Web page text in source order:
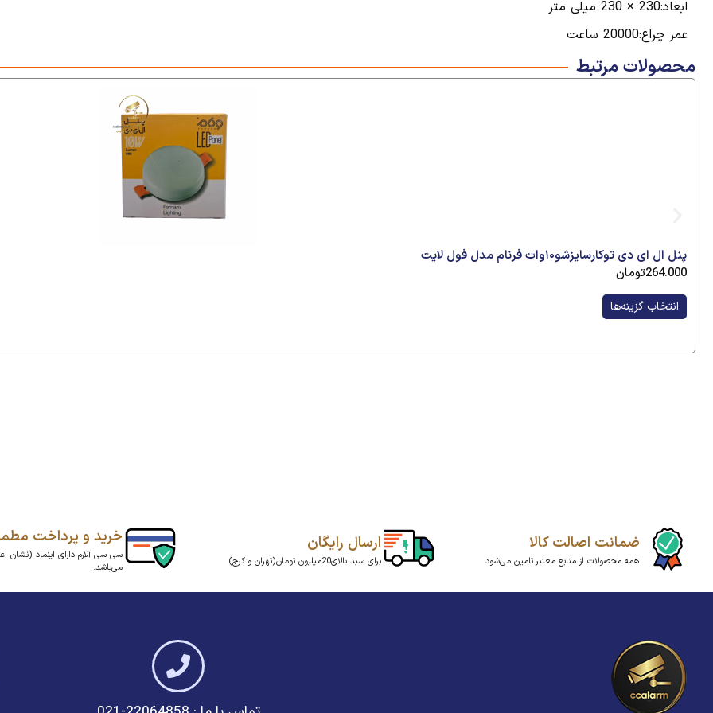
ابعاد:230 × 230 میلی متر
عمر چراغ:20000 ساعت
محصولات مرتبط
پنل ال ای دی توکارسایزشو۱۰وات فرنام مدل فول لایت
264.000تومان
انتخاب گزینه‌ها
ضمانت اصالت کالا
همه محصولات از منابع معتبر تامین می‌شود.
ارسال رایگان
برای سبد بالای20میلیون تومان(تهران و کرج)
خرید و پرداخت
سی سی آلارم دارای اینماد (نشان
می‌باشد.